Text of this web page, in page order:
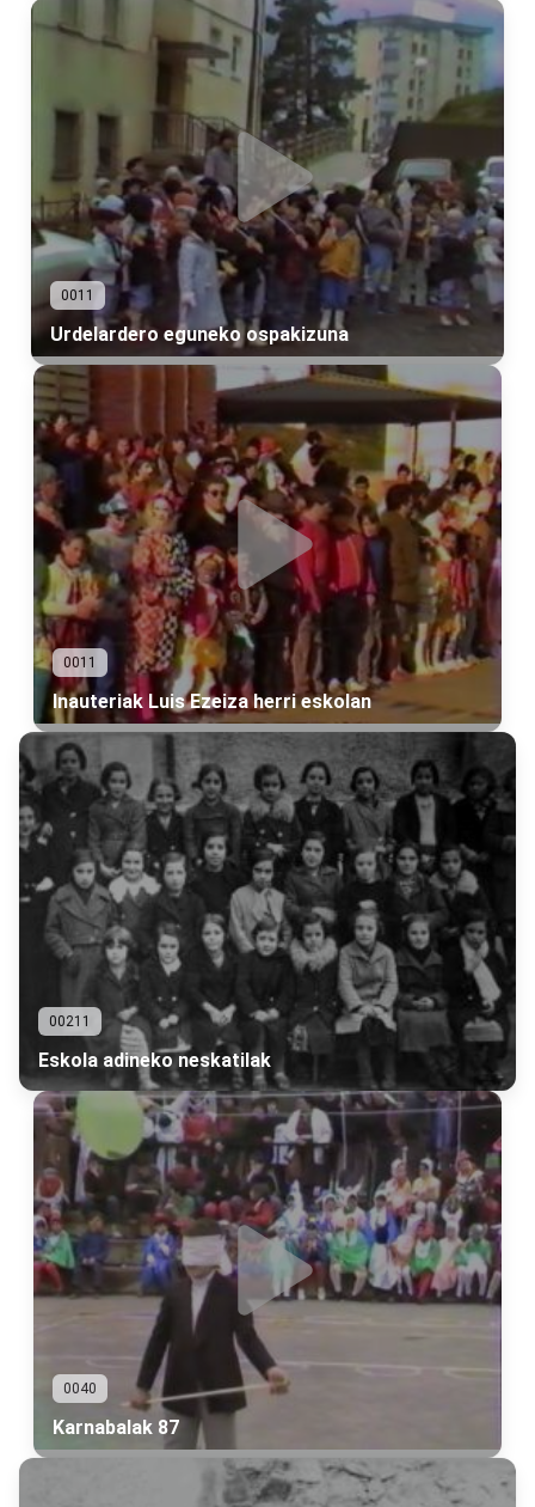
0011
Urdelardero eguneko ospakizuna
0011
Inauteriak Luis Ezeiza herri eskolan
00211
Eskola adineko neskatilak
0040
Karnabalak 87